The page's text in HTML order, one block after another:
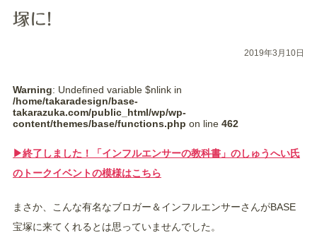
塚に!
2019年3月10日
Warning: Undefined variable $nlink in
/home/takaradesign/base-
takarazuka.com/public_html/wp/wp-
content/themes/base/functions.php on line 462
▶︎終了しました！「インフルエンサーの教科書」のしゅうへい氏
のトークイベントの模様はこちら
まさか、こんな有名なブロガー＆インフルエンサーさんがBASE
宝塚に来てくれるとは思っていませんでした。